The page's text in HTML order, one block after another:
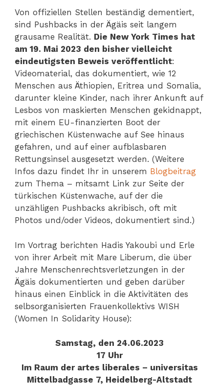
Von offiziellen Stellen beständig dementiert,
sind Pushbacks in der Ägäis seit langem
grausame Realität. Die New York Times hat
am 19. Mai 2023 den bisher vielleicht
eindeutigsten Beweis veröffentlicht:
Videomaterial, das dokumentiert, wie 12
Menschen aus Äthiopien, Eritrea und Somalia,
darunter kleine Kinder, nach ihrer Ankunft auf
Lesbos von maskierten Menschen gekidnappt,
mit einem EU-finanzierten Boot der
griechischen Küstenwache auf See hinaus
gefahren, und auf einer aufblasbaren
Rettungsinsel ausgesetzt werden. (Weitere
Infos dazu findet Ihr in unserem Blogbeitrag
zum Thema – mitsamt Link zur Seite der
türkischen Küstenwache, auf der die
unzähligen Pushbacks akribisch, oft mit
Photos und/oder Videos, dokumentiert sind.)
Im Vortrag berichten Hadis Yakoubi und Erle
von ihrer Arbeit mit Mare Liberum, die über
Jahre Menschenrechtsverletzungen in der
Ägäis dokumentierten und geben darüber
hinaus einen Einblick in die Aktivitäten des
selbsorganisierten Frauenkollektivs WISH
(Women In Solidarity House):
Samstag, den 24.06.2023
17 Uhr
Im Raum der artes liberales – universitas
Mittelbadgasse 7, Heidelberg-Altstadt